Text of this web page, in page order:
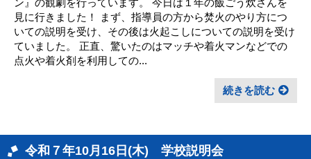
見に行きました！ まず、指導員の方から焚火のやり方につ
いての説明を受け、その後は火起こしについての説明を受け
ていました。 正直、驚いたのはマッチや着火マンなどでの
点火や着火剤を利用しての...
続きを読む
令和７年10月16日(木) 学校説明会